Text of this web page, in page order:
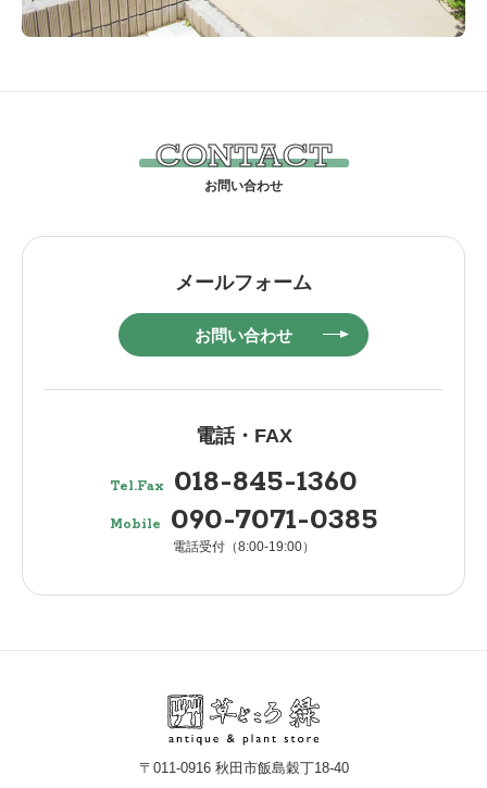
CONTACT
メールフォーム
お問い合わせ
電話・FAX
Tel.Fax 018-845-1360
Mobile 090-7071-0385
電話受付（8:00-19:00）
〒011-0916 秋田市飯島穀丁18-40